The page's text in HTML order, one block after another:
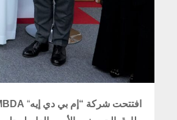
افتتحت شركة “إم بي دي إيه“